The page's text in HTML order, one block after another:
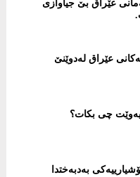
عێراق بێ جیاوازی
عێراق لەدوێنێ
چی بکات؟
بەدبەختدا